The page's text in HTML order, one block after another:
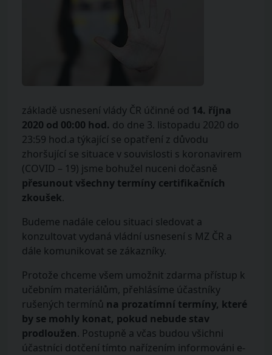
základě usnesení vlády ČR účinné od 14. října
2020 od 00:00 hod. do dne 3. listopadu 2020 do
23:59 hod.a týkající se opatření z důvodu
zhoršující se situace v souvislosti s koronavirem
(COVID – 19) jsme bohužel nuceni dočasně
přesunout všechny termíny certifikačních
zkoušek.
Budeme nadále celou situaci sledovat a
konzultovat vydaná vládní usnesení s MZ ČR a
dále komunikovat se zákazníky.
Protože chceme všem umožnit zdarma přístup k
učebním materiálům, přehlásíme účastníky
rušených termínů na prozatímní termíny, které
by se mohly konat, pokud nebude stav
prodloužen. Postupně a včas budou všichni
účastníci dotčení tímto nařízením informováni e-